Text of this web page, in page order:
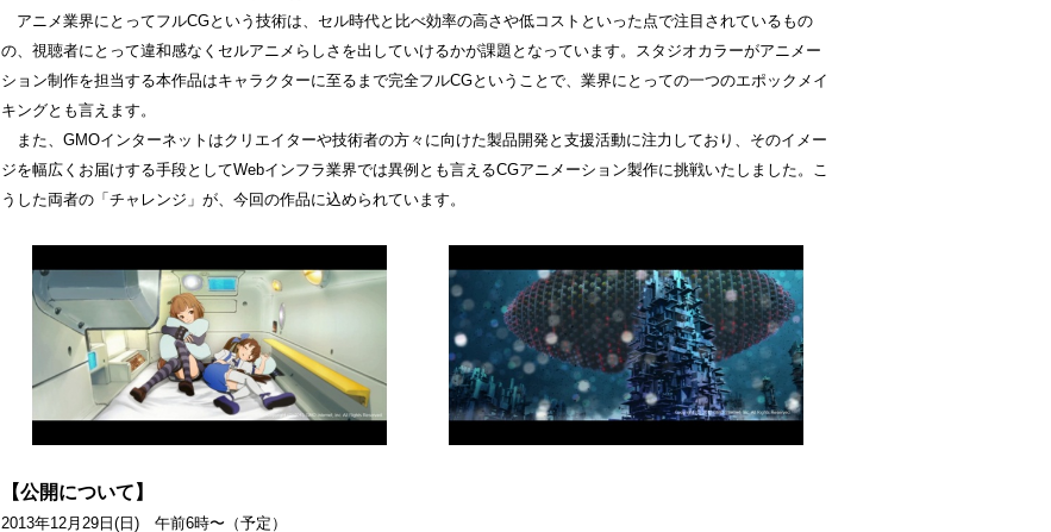
アニメ業界にとってフルCGという技術は、セル時代と比べ効率の高さや低コストといった点で注目されているもの
の、視聴者にとって違和感なくセルアニメらしさを出していけるかが課題となっています。スタジオカラーがアニメー
ション制作を担当する本作品はキャラクターに至るまで完全フルCGということで、業界にとっての一つのエポックメイ
キングとも言えます。
また、GMOインターネットはクリエイターや技術者の方々に向けた製品開発と支援活動に注力しており、そのイメー
ジを幅広くお届けする手段としてWebインフラ業界では異例とも言えるCGアニメーション製作に挑戦いたしました。こ
うした両者の「チャレンジ」が、今回の作品に込められています。
【公開について】
2013年12月29日(日) 午前6時〜（予定）